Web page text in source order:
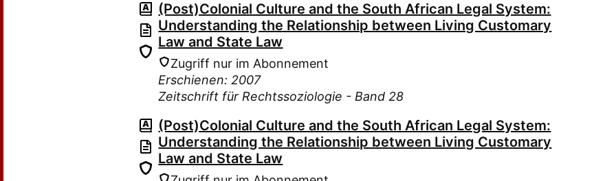
(Post)Colonial Culture and the South African Legal System:
Understanding the Relationship between Living Customary
Law and State Law
Zugriff nur im Abonnement
Erschienen: 2007
Zeitschrift für Rechtssoziologie - Band 28
(Post)Colonial Culture and the South African Legal System:
Understanding the Relationship between Living Customary
Law and State Law